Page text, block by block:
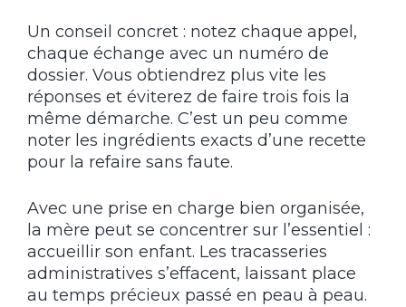
Un conseil concret : notez chaque appel,
chaque échange avec un numéro de
dossier. Vous obtiendrez plus vite les
réponses et éviterez de faire trois fois la
même démarche. C’est un peu comme
noter les ingrédients exacts d’une recette
pour la refaire sans faute.
Avec une prise en charge bien organisée,
la mère peut se concentrer sur l’essentiel :
accueillir son enfant. Les tracasseries
administratives s’effacent, laissant place
au temps précieux passé en peau à peau.